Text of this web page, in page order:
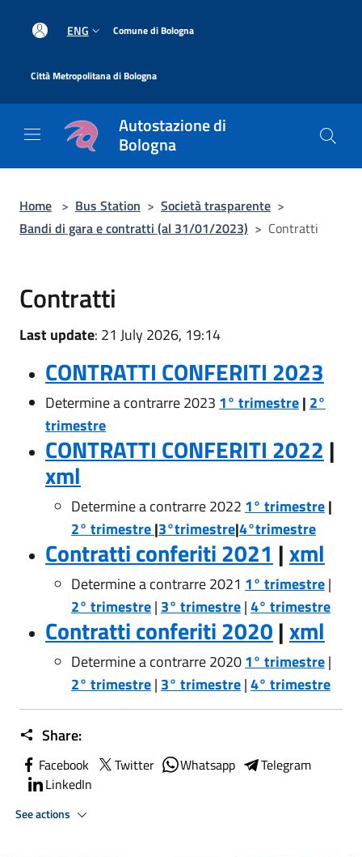
ENG Comune di Bologna
Città Metropolitana di Bologna
Autostazione di
Bologna
Home > Bus Station > Società trasparente >
Bandi di gara e contratti (al 31/01/2023) > Contratti
Contratti
Last update: 21 July 2026, 19:14
CONTRATTI CONFERITI 2023
Determine a contrarre 2023 1° trimestre| 2°
trimestre
CONTRATTI CONFERITI 2022 |
xml
Determine a contrarre 2022 1° trimestre|
2° trimestre|3°trimestre|4°trimestre
Contratti conferiti 2021 |xml
Determine a contrarre 2021 1° trimestre|
2° trimestre| 3° trimestre|4° trimestre
Contratti conferiti 2020|xml
Determine a contrarre 20201° trimestre|
2° trimestre| 3° trimestre|4° trimestre
Share:
Facebook Twitter Whatsapp
Telegram
LinkedIn
See actions